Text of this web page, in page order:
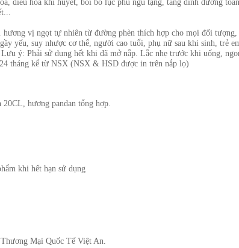
điều hòa khí huyết, bồi bổ lục phủ ngũ tạng, tăng dinh dưỡng
vị ngọt tự nhiên từ đường phèn thích hợp cho mọi đối
yếu, suy nhược cơ thể, người cao tuổi, phụ nữ sau khi sinh, trẻ
ý: Phải sử dụng hết khi đã mở nắp. Lắc nhẹ trước khi uống,
tháng kể từ NSX (NSX & HSD được in trên nắp lọ)
hương pandan tổng hợp.
khi hết hạn sử dụng
Mại Quốc Tế Việt An.